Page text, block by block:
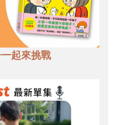
起來挑戰